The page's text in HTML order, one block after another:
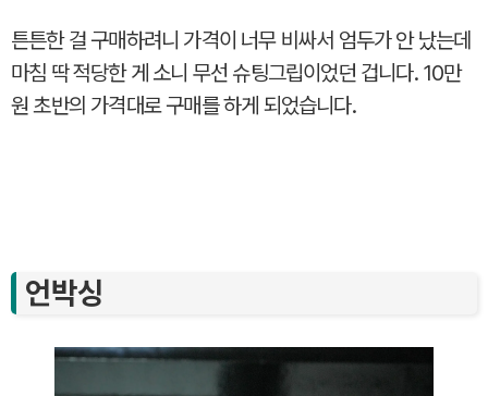
튼튼한 걸 구매하려니 가격이 너무 비싸서 엄두가 안 났는데
마침 딱 적당한 게 소니 무선 슈팅그립이었던 겁니다. 10만
원 초반의 가격대로 구매를 하게 되었습니다.
언박싱